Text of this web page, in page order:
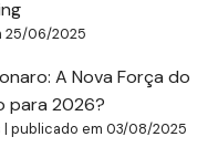
25/06/2025
A Nova Força do
para 2026?
|publicado em 03/08/2025